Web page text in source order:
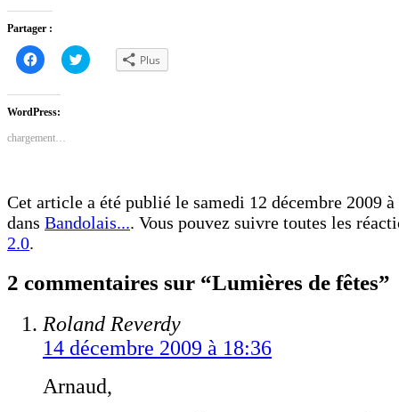
Partager :
Cliquez
pour
partager
Facebook(ouvre
dans
une
fenêtre)
Cliquez
pour Plus
WordPress:
chargement…
Cet article a été publié le samedi 12 décembre 2009 à
dans Bandolais.... Vous pouvez suivre toutes les
2.0.
2 commentaires sur “Lumières de fêtes”
Roland Reverdy
14 décembre 2009 à 18:36
Arnaud,